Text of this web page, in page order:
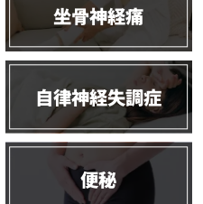
坐骨神経痛
自律神経失調症
便秘